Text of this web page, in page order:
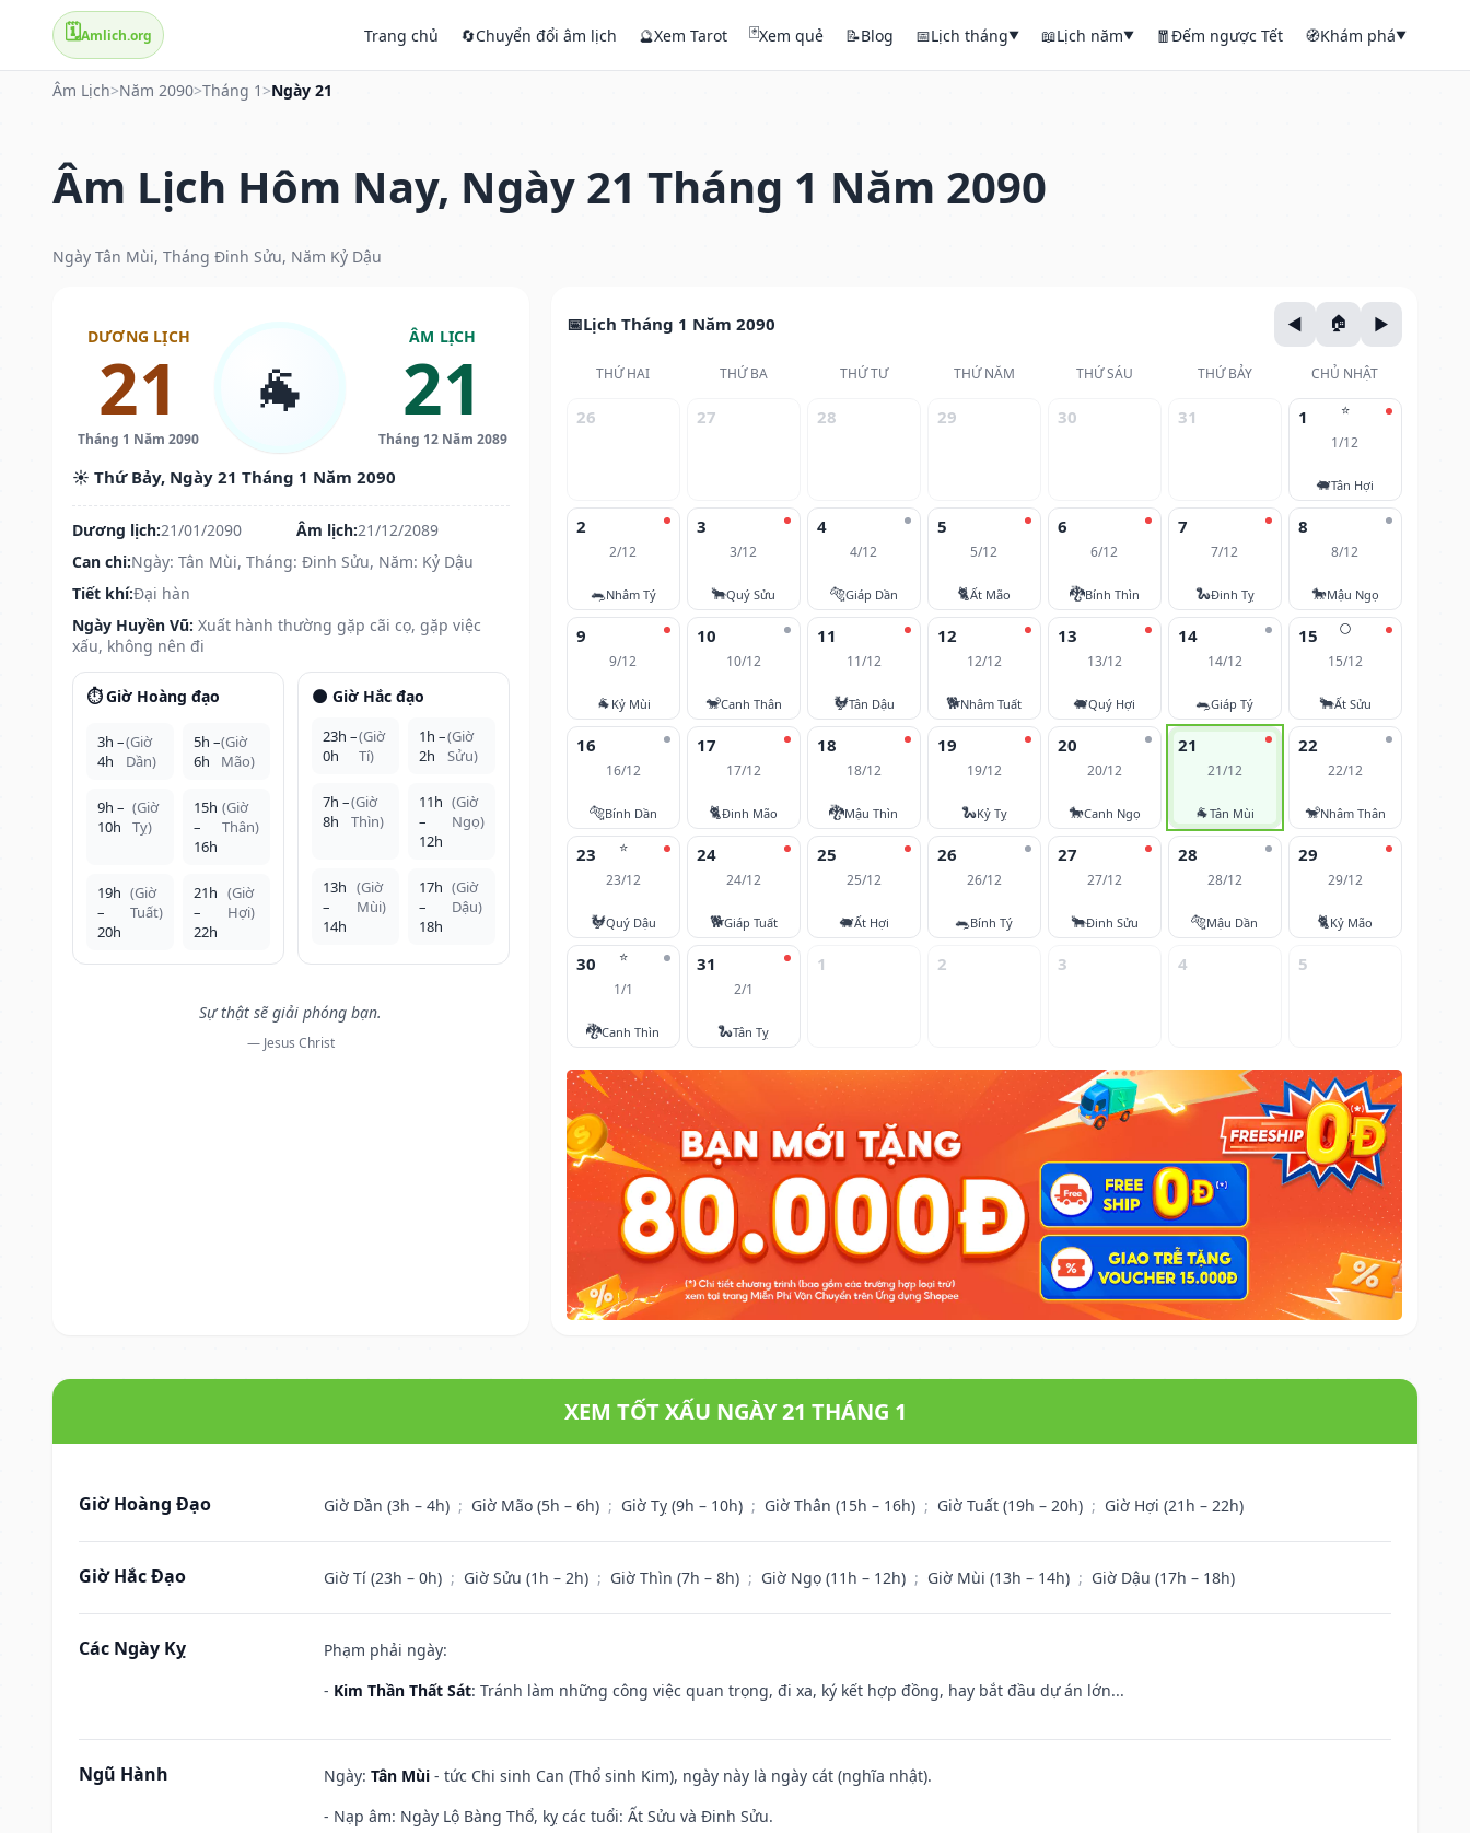
🗓️Amlich.org Trang chủ 🔄Chuyển đổi âm lịch 🔮Xem Tarot 🃏Xem quẻ 📝Blog 📅Lịch tháng▼ 📖Lịch năm▼ 🧧Đếm ngược Tết 🧭Khám phá▼
Âm Lịch>Năm 2090>Tháng 1 >Ngày 21
Âm Lịch Hôm Nay, Ngày 21 Tháng 1 Năm 2090
Ngày Tân Mùi, Tháng Đinh Sửu, Năm Kỷ Dậu
DƯƠNG LỊCH
21
Tháng 1 Năm 2090
🐐
ÂM LỊCH
21
Tháng 12 Năm 2089
☀️ Thứ Bảy, Ngày 21 Tháng 1 Năm 2090
Dương lịch:21/01/2090 Âm lịch:21/12/2089
Can chi:Ngày: Tân Mùi, Tháng: Đinh Sửu, Năm: Kỷ Dậu
Tiết khí:Đại hàn
Ngày Huyền Vũ: Xuất hành thường gặp cãi cọ, gặp việc
xấu, không nên đi
⏱️ Giờ Hoàng đạo
3h –
4h
(Giờ
Dần)
5h –
6h
(Giờ
Mão)
9h –
10h
(Giờ
Tỵ)
15h
–
16h
(Giờ
Thân)
19h
–
20h
(Giờ
Tuất)
21h
–
22h
(Giờ
Hợi)
🌑 Giờ Hắc đạo
23h –
0h
(Giờ
Tí)
1h –
2h
(Giờ
Sửu)
7h –
8h
(Giờ
Thìn)
11h
–
12h
(Giờ
Ngọ)
13h
–
14h
(Giờ
Mùi)
17h
–
18h
(Giờ
Dậu)
Sự thật sẽ giải phóng bạn.
— Jesus Christ
Lịch Tháng 1 Năm 2090
THỨ HAI THỨ BA THỨ TƯ THỨ NĂM THỨ SÁU THỨ BẢY CHỦ NHẬT
26 27 28 29 30 31 ⭐
1
1/12
🐖Tân Hợi
2
2/12
🐀Nhâm Tý
3
3/12
🐂Quý Sửu
4
4/12
🐅Giáp Dần
5
5/12
🐈Ất Mão
6
6/12
🐉Bính Thìn
7
7/12
🐍Đinh Tỵ
8
8/12
🐎Mậu Ngọ
9
9/12
🐐 Kỷ Mùi
10
10/12
🐒Canh Thân
11
11/12
🐓Tân Dậu
12
12/12
🐕Nhâm Tuất
13
13/12
🐖Quý Hợi
14
14/12
🐀Giáp Tý
🌕
15
15/12
🐂Ất Sửu
16
16/12
🐅Bính Dần
17
17/12
🐈Đinh Mão
18
18/12
🐉Mậu Thìn
19
19/12
🐍Kỷ Tỵ
20
20/12
🐎Canh Ngọ
21
21/12
🐐Tân Mùi
22
22/12
🐒Nhâm Thân
⭐
23
23/12
🐓Quý Dậu
24
24/12
🐕Giáp Tuất
25
25/12
🐖Ất Hợi
26
26/12
🐀Bính Tý
27
27/12
🐂Đinh Sửu
28
28/12
🐅Mậu Dần
29
29/12
🐈Kỷ Mão
⭐
30
1/1
🐉Canh Thìn
31
2/1
🐍Tân Tỵ
1 2 3 4 5
XEM TỐT XẤU NGÀY 21 THÁNG 1
Giờ Hoàng Đạo Giờ Dần (3h – 4h) ; Giờ Mão (5h – 6h) ; Giờ Tỵ (9h – 10h) ; Giờ Thân (15h – 16h) ; Giờ Tuất (19h – 20h) ; Giờ Hợi (21h – 22h)
Giờ Hắc Đạo Giờ Tí (23h – 0h) ; Giờ Sửu (1h – 2h) ; Giờ Thìn (7h – 8h) ; Giờ Ngọ (11h – 12h) ; Giờ Mùi (13h – 14h) ; Giờ Dậu (17h – 18h)
Các Ngày Kỵ
Phạm phải ngày:
- Kim Thần Thất Sát: Tránh làm những công việc quan trọng, đi xa, ký kết hợp đồng, hay bắt đầu dự án lớn...
Ngũ Hành Ngày: Tân Mùi - tức Chi sinh Can (Thổ sinh Kim), ngày này là ngày cát (nghĩa nhật).
- Nạp âm: Ngày Lộ Bàng Thổ, kỵ các tuổi: Ất Sửu và Đinh Sửu.